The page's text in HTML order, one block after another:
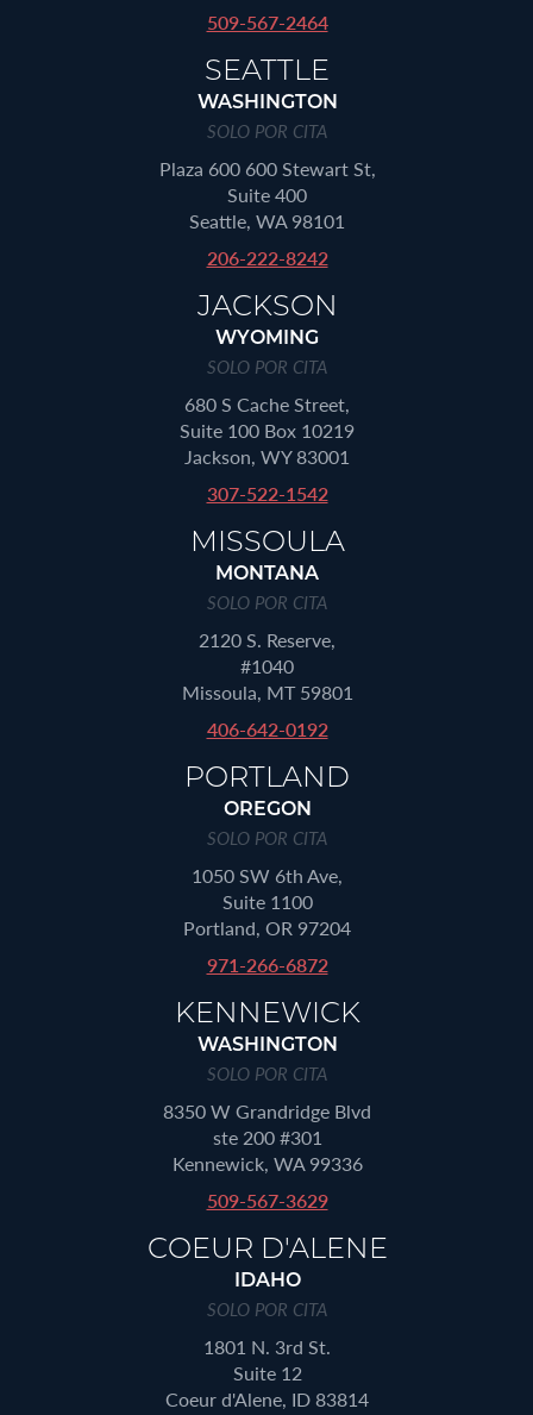
509-567-2464
SEATTLE
WASHINGTON
SOLO POR CITA
Plaza 600 600 Stewart St,
Suite 400
Seattle, WA 98101
206-222-8242
JACKSON
WYOMING
SOLO POR CITA
680 S Cache Street,
Suite 100 Box 10219
Jackson, WY 83001
307-522-1542
MISSOULA
MONTANA
SOLO POR CITA
2120 S. Reserve,
#1040
Missoula, MT 59801
406-642-0192
PORTLAND
OREGON
SOLO POR CITA
1050 SW 6th Ave,
Suite 1100
Portland, OR 97204
971-266-6872
KENNEWICK
WASHINGTON
SOLO POR CITA
8350 W Grandridge Blvd
ste 200 #301
Kennewick, WA 99336
509-567-3629
COEUR D'ALENE
IDAHO
SOLO POR CITA
1801 N. 3rd St.
Suite 12
Coeur d'Alene, ID 83814